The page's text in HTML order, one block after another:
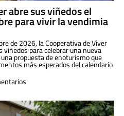
abre sus viñedos el
para vivir la vendimia
de 2026, la Cooperativa de Viver
para celebrar una nueva
una propuesta de enoturismo que
más esperados del calendario